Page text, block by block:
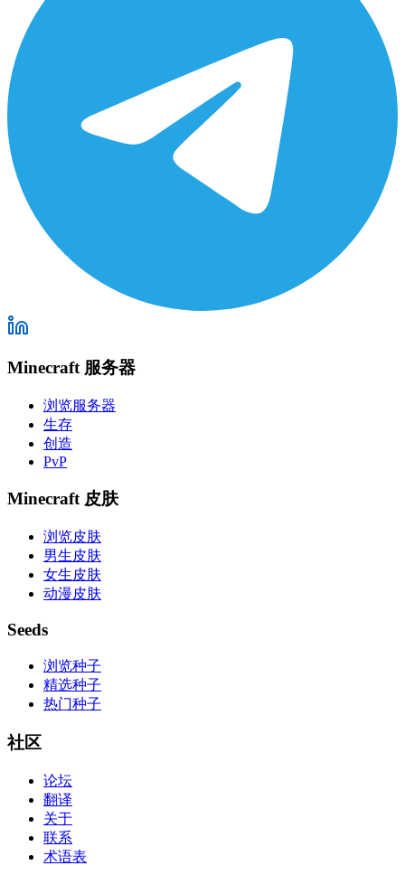
Minecraft 服务器
浏览服务器
生存
创造
PvP
Minecraft 皮肤
浏览皮肤
男生皮肤
女生皮肤
动漫皮肤
Seeds
浏览种子
精选种子
热门种子
社区
论坛
翻译
关于
联系
术语表